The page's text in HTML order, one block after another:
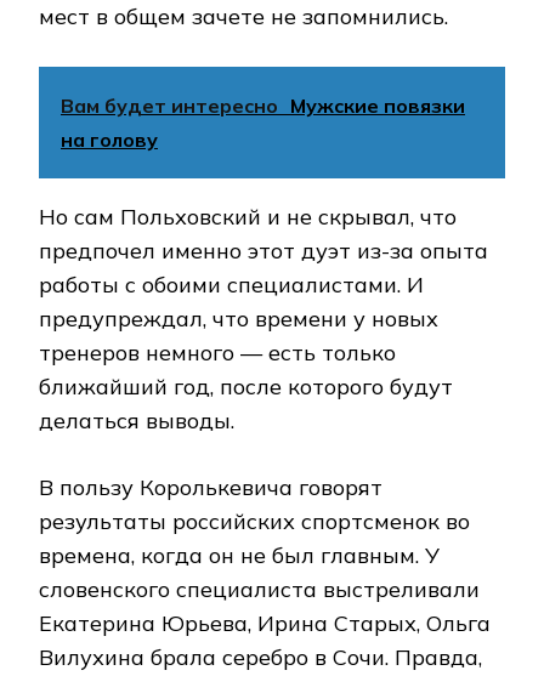
мест в общем зачете не запомнились.
Вам будет интересно Мужские повязки
на голову
Но сам Польховский и не скрывал, что
предпочел именно этот дуэт из-за опыта
работы с обоими специалистами. И
предупреждал, что времени у новых
тренеров немного — есть только
ближайший год, после которого будут
делаться выводы.
В пользу Королькевича говорят
результаты российских спортсменок во
времена, когда он не был главным. У
словенского специалиста выстреливали
Екатерина Юрьева, Ирина Старых, Ольга
Вилухина брала серебро в Сочи. Правда,